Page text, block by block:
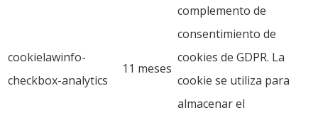
cookielawinfo-
checkbox-analytics
11 meses
complemento de
consentimiento de
cookies de GDPR. La
cookie se utiliza para
almacenar el